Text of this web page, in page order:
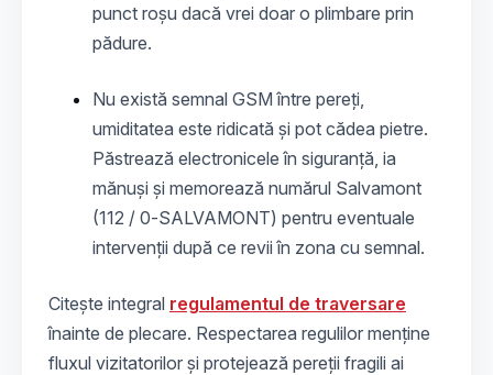
punct roșu dacă vrei doar o plimbare prin
pădure.
Nu există semnal GSM între pereți,
umiditatea este ridicată și pot cădea pietre.
Păstrează electronicele în siguranță, ia
mănuși și memorează numărul Salvamont
(112 / 0‑SALVAMONT) pentru eventuale
intervenții după ce revii în zona cu semnal.
Citește integral regulamentul de traversare
înainte de plecare. Respectarea regulilor menține
fluxul vizitatorilor și protejează pereții fragili ai